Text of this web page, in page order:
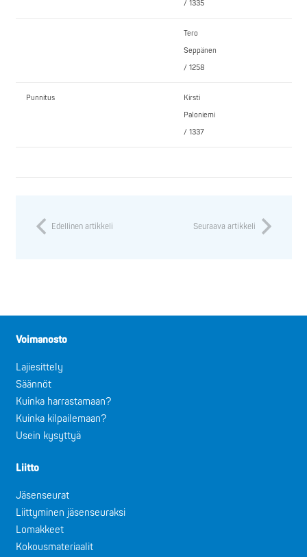
/ 1335
Tero
Seppänen
/ 1258
Punnitus
Kirsti
Paloniemi
/ 1337
Edellinen artikkeli Seuraava artikkeli
Voimanosto
Lajiesittely
Säännöt
Kuinka harrastamaan?
Kuinka kilpailemaan?
Usein kysyttyä
Liitto
Jäsenseurat
Liittyminen jäsenseuraksi
Lomakkeet
Kokousmateriaalit